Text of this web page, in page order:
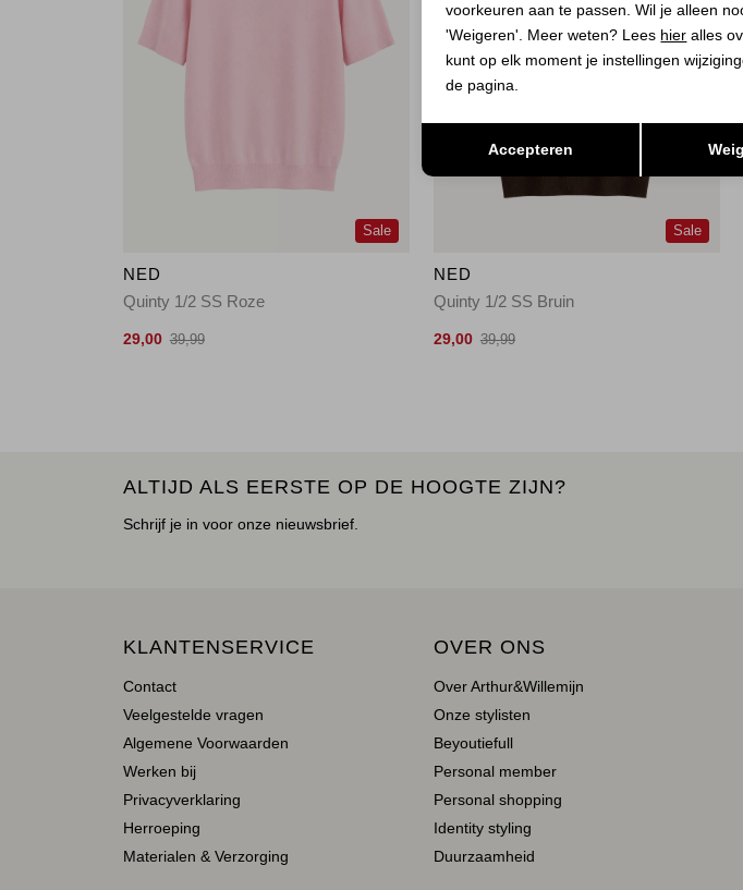
Sale
NED
Quinty 1/2 SS Roze
29,00 39,99
Sale
NED
Quinty 1/2 SS Bruin
29,00 39,99
ALTIJD ALS EERSTE OP DE HOOGTE ZIJN?
Schrijf je in voor onze nieuwsbrief.
KLANTENSERVICE
Contact
Veelgestelde vragen
Algemene Voorwaarden
Werken bij
Privacyverklaring
Herroeping
Materialen & Verzorging
OVER ONS
Over Arthur&Willemijn
Onze stylisten
Beyoutiefull
Personal member
Personal shopping
Identity styling
Duurzaamheid
voorkeuren aan te passen. Wil je alleen
'Weigeren'. Meer weten? Lees hier alles
kunt op elk moment je instellingen
de pagina.
Accepteren